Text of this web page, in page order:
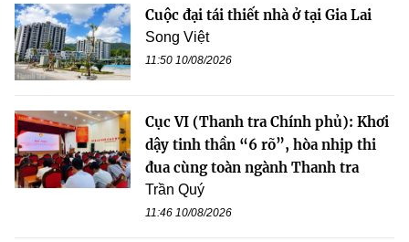
Cuộc đại tái thiết nhà ở tại Gia Lai
Song Việt
11:50 10/08/2026
Cục VI (Thanh tra Chính phủ): Khơi
dậy tinh thần “6 rõ”, hòa nhịp thi
đua cùng toàn ngành Thanh tra
Trần Quý
11:46 10/08/2026